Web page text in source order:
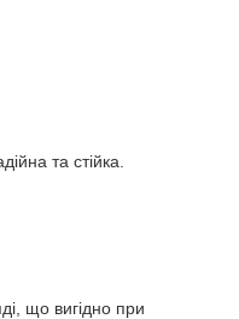
та стійка.
що вигідно при